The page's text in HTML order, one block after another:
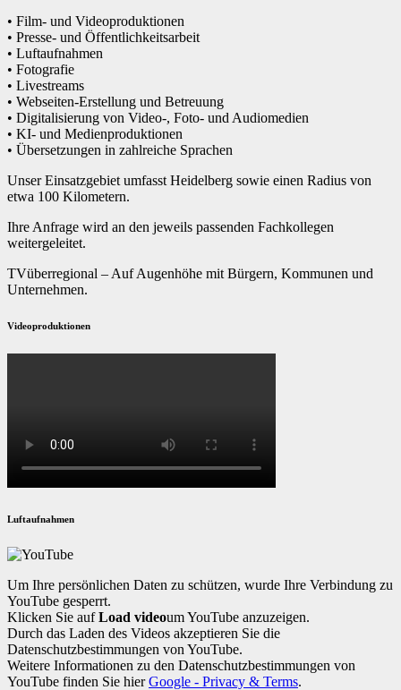
• Film- und Videoproduktionen
• Presse- und Öffentlichkeitsarbeit
• Luftaufnahmen
• Fotografie
• Livestreams
• Webseiten-Erstellung und Betreuung
• Digitalisierung von Video-, Foto- und Audiomedien
• KI- und Medienproduktionen
• Übersetzungen in zahlreiche Sprachen
Unser Einsatzgebiet umfasst Heidelberg sowie einen Radius von
etwa 100 Kilometern.
Ihre Anfrage wird an den jeweils passenden Fachkollegen
weitergeleitet.
TVüberregional – Auf Augenhöhe mit Bürgern, Kommunen und
Unternehmen.
Videoproduktionen
Luftaufnahmen
Um Ihre persönlichen Daten zu schützen, wurde Ihre Verbindung zu
YouTube gesperrt.
Klicken Sie aufLoad videoum YouTube anzuzeigen.
Durch das Laden des Videos akzeptieren Sie die
Datenschutzbestimmungen von YouTube.
Weitere Informationen zu den Datenschutzbestimmungen von
YouTube finden Sie hierGoogle - Privacy & Terms.